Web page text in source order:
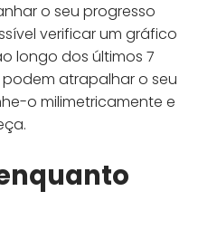
o seu progresso
verificar um gráfico
longo dos últimos 7
atrapalhar o seu
o milimetricamente e